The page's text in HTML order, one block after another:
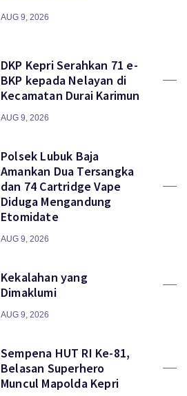
AUG 9, 2026
DKP Kepri Serahkan 71 e-
BKP kepada Nelayan di
Kecamatan Durai Karimun
AUG 9, 2026
Polsek Lubuk Baja
Amankan Dua Tersangka
dan 74 Cartridge Vape
Diduga Mengandung
Etomidate
AUG 9, 2026
Kekalahan yang
Dimaklumi
AUG 9, 2026
Sempena HUT RI Ke-81,
Belasan Superhero
Muncul Mapolda Kepri